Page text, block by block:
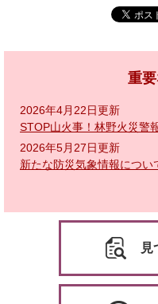
重
2026年4月22日更新
STOP山火事！林野火災警
2026年5月27日更新
新たな防災気象情報につい
見